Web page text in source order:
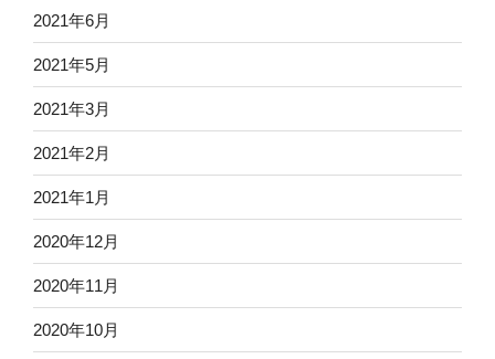
2021年6月
2021年5月
2021年3月
2021年2月
2021年1月
2020年12月
2020年11月
2020年10月